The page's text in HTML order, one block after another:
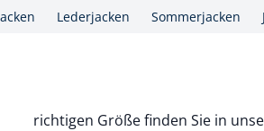
Lederjacken Sommerjacken
richtigen Größe finden Sie in